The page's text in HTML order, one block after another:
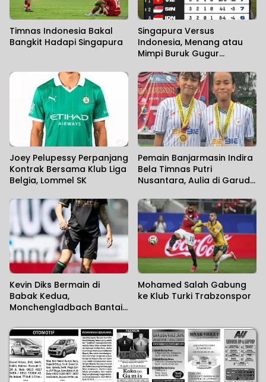
Timnas Indonesia Bakal
Bangkit Hadapi Singapura
Singapura Versus
Indonesia, Menang atau
Mimpi Buruk Gugur
Joey Pelupessy Perpanjang
Kontrak Bersama Klub Liga
Belgia, Lommel SK
Pemain Banjarmasin Indira
Bela Timnas Putri
Nusantara, Aulia di Garuda
Cup 2026
Kevin Diks Bermain di
Babak Kedua,
Monchengladbach Bantai
Mohamed Salah Gabung
ke Klub Turki Trabzonspor